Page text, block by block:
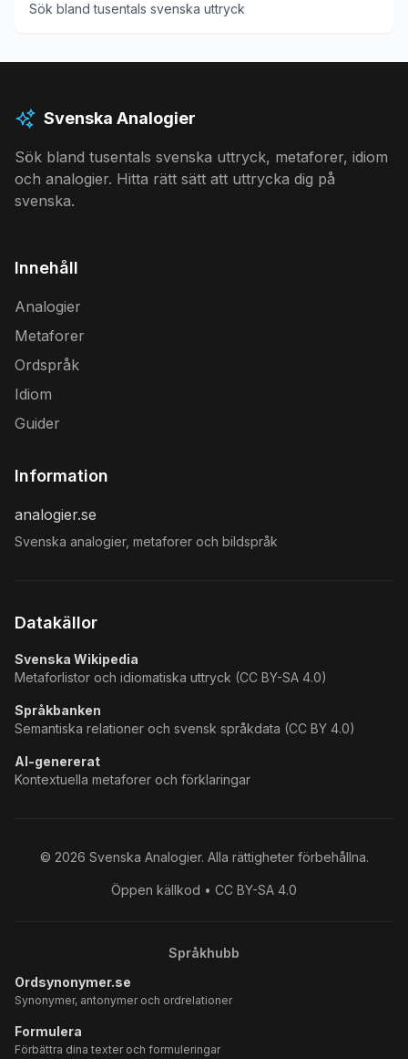
Sök bland tusentals svenska uttryck
Svenska Analogier
Sök bland tusentals svenska uttryck, metaforer, idiom
och analogier. Hitta rätt sätt att uttrycka dig på
svenska.
Innehåll
Analogier
Metaforer
Ordspråk
Idiom
Guider
Information
analogier.se
Svenska analogier, metaforer och bildspråk
Datakällor
Svenska Wikipedia
Metaforlistor och idiomatiska uttryck (CC BY-SA 4.0)
Språkbanken
Semantiska relationer och svensk språkdata (CC BY 4.0)
AI-genererat
Kontextuella metaforer och förklaringar
© 2026 Svenska Analogier. Alla rättigheter förbehållna.
Öppen källkod • CC BY-SA 4.0
Språkhubb
Ordsynonymer.se
Synonymer, antonymer och ordrelationer
Formulera
Förbättra dina texter och formuleringar